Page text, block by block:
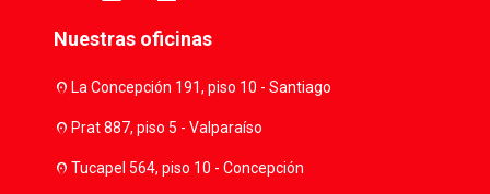
Nuestras oficinas
location_onLa Concepción 191, piso 10 - Santiago
location_onPrat 887, piso 5 - Valparaíso
location_onTucapel 564, piso 10 - Concepción